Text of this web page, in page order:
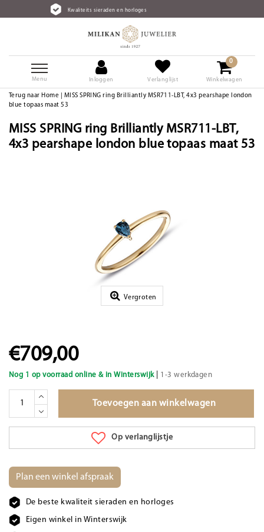
Kwaliteits sieraden en horloges
Menu Inloggen Verlanglijst
0
Winkelwagen
Terug naar Home
MISS SPRING ring Brilliantly MSR711-LBT, 4x3 pearshape london
blue topaas maat 53
MISS SPRING ring Brilliantly MSR711-LBT,
4x3 pearshape london blue topaas maat 53
Vergroten
€709,00
Nog 1 op voorraad online & in Winterswijk| 1-3 werkdagen
Toevoegen aan winkelwagen
Op verlanglijstje
Plan een winkel afspraak
De beste kwaliteit sieraden en horloges
Eigen winkel in Winterswijk